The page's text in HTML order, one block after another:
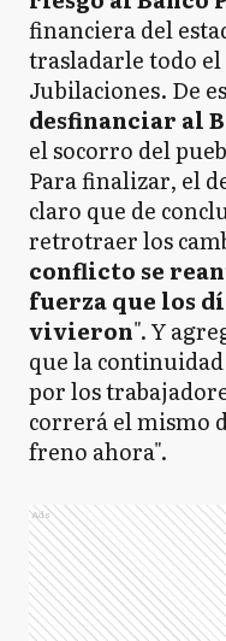
financiera del
trasladarle todo el
Jubilaciones. De
desfinanciar al
el socorro del
Para finalizar, el
claro que de
retrotraer los
conflicto se
fuerza que los
vivieron". Y
que la
por los
correrá el mismo
freno ahora".
Ads